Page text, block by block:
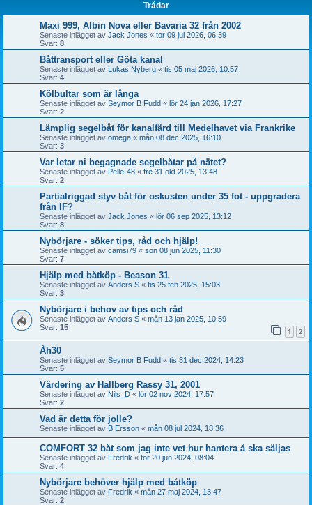
Trådar
Maxi 999, Albin Nova eller Bavaria 32 från 2002
Senaste inlägget av Jack Jones « tor 09 jul 2026, 06:39
Svar: 8
Båttransport eller Göta kanal
Senaste inlägget av Lukas Nyberg « tis 05 maj 2026, 10:57
Svar: 4
Kölbultar som är långa
Senaste inlägget av Seymor B Fudd « lör 24 jan 2026, 17:27
Svar: 2
Lämplig segelbåt för kanalfärd till Medelhavet via Frankrike
Senaste inlägget av omega « mån 08 dec 2025, 16:10
Svar: 3
Var letar ni begagnade segelbåtar på nätet?
Senaste inlägget av Pelle-48 « fre 31 okt 2025, 13:48
Svar: 2
Partialriggad styv båt för oskusten under 35 fot - uppgradera
från IF?
Senaste inlägget av Jack Jones « lör 06 sep 2025, 13:12
Svar: 8
Nybörjare - söker tips, råd och hjälp!
Senaste inlägget av camsi79 « sön 08 jun 2025, 11:30
Svar: 7
Hjälp med båtköp - Beason 31
Senaste inlägget av Anders S « tis 25 feb 2025, 15:03
Svar: 3
Nybörjare i behov av tips och råd
Senaste inlägget av Anders S « mån 13 jan 2025, 10:59
Svar: 15 1 2
Åh30
Senaste inlägget av Seymor B Fudd « tis 31 dec 2024, 14:23
Svar: 5
Värdering av Hallberg Rassy 31, 2001
Senaste inlägget av Nils_D « lör 02 nov 2024, 17:57
Svar: 2
Vad är detta för jolle?
Senaste inlägget av B.Ersson « mån 08 jul 2024, 18:36
COMFORT 32 båt som jag inte vet hur hantera å ska säljas
Senaste inlägget av Fredrik « tor 20 jun 2024, 08:04
Svar: 4
Nybörjare behöver hjälp med båtköp
Senaste inlägget av Fredrik « mån 27 maj 2024, 13:47
Svar: 2